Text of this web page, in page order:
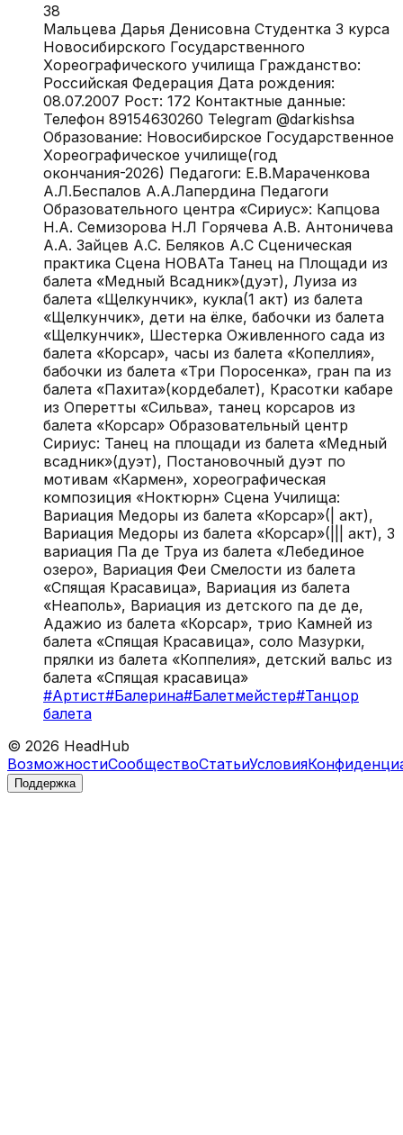
38
Мальцева Дарья Денисовна Студентка 3 курса
Новосибирского Государственного
Хореографического училища Гражданство:
Российская Федерация Дата рождения:
08.07.2007 Рост: 172 Контактные данные:
Телефон 89154630260 Telegram @darkishsa
Образование: Новосибирское Государственное
Хореографическое училище(год
окончания-2026) Педагоги: Е.В.Мараченкова
А.Л.Беспалов А.А.Лапердина Педагоги
Образовательного центра «Сириус»: Капцова
Н.А. Семизорова Н.Л Горячева А.В. Антоничева
А.А. Зайцев А.С. Беляков А.С Сценическая
практика Сцена НОВАТа Танец на Площади из
балета «Медный Всадник»(дуэт), Луиза из
балета «Щелкунчик», кукла(1 акт) из балета
«Щелкунчик», дети на ёлке, бабочки из балета
«Щелкунчик», Шестерка Оживленного сада из
балета «Корсар», часы из балета «Копеллия»,
бабочки из балета «Три Поросенка», гран па из
балета «Пахита»(кордебалет), Красотки кабаре
из Оперетты «Сильва», танец корсаров из
балета «Корсар» Образовательный центр
Сириус: Танец на площади из балета «Медный
всадник»(дуэт), Постановочный дуэт по
мотивам «Кармен», хореографическая
композиция «Ноктюрн» Сцена Училища:
Вариация Медоры из балета «Корсар»(| акт),
Вариация Медоры из балета «Корсар»(||| акт), 3
вариация Па де Труа из балета «Лебединое
озеро», Вариация Феи Смелости из балета
«Спящая Красавица», Вариация из балета
«Неаполь», Вариация из детского па де де,
Адажио из балета «Корсар», трио Камней из
балета «Спящая Красавица», соло Мазурки,
прялки из балета «Коппелия», детский вальс из
балета «Спящая красавица»
#Артист#Балерина#Балетмейстер#Танцор
балета
© 2026 HeadHub
ВозможностиСообществоСтатьиУсловия
Поддержка